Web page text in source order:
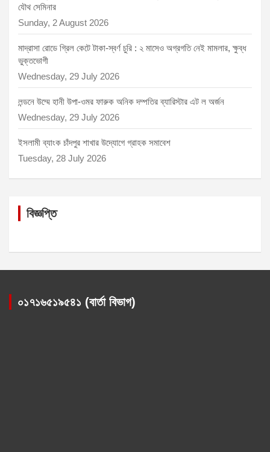
যৌথ সেমিনার
Sunday, 2 August 2026
মাদ্রাসা রোডে গ্রিল কেটে টাকা-স্বর্ণ চুরি : ২ মাসেও অগ্রগতি নেই মামলার, ক্ষুব্ধ
ভুক্তভোগী
Wednesday, 29 July 2026
লন্ডনে উম্মে হানী উপা-ওমর ফারুক অনিক দম্পতির ব্যারিস্টার এট ল অর্জন
Wednesday, 29 July 2026
ইসলামী ব্যাংক চাঁদপুর শাখার উদ্যোগে গ্রাহক সমাবেশ
Tuesday, 28 July 2026
বিজ্ঞপ্তি
০১৭১৬৫১৯৫৪১ (বার্তা বিভাগ)